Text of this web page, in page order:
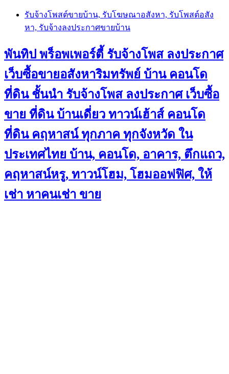
Skip
content
รับจ้างโพสต์ขายบ้าน, รับโฆษณาอสังหา, รับโพสต์อสัง
หา, รับจ้างลงประกาศขายบ้าน
พันทิป พร็อพเพอร์ตี้ รับจ้างโพส ลงประกาศ
เว็บซื้อขายอสังหาริมทรัพย์ บ้าน คอนโด
ที่ดิน ชั้นนำ รับจ้างโพส ลงประกาศ เว็บซื้อ
ขาย ที่ดิน บ้านเดี่ยว ทาวน์เฮ้าส์ คอนโด
ที่ดิน คฤหาสน์ ทุกภาค ทุกจังหวัด ใน
ประเทศไทย บ้าน, คอนโด, อาคาร, ตึกแถว,
คฤหาสน์หรู, ทาวน์โฮม, โฮมออฟฟิศ, ให้
เช่า หาคนเช่า ขาย